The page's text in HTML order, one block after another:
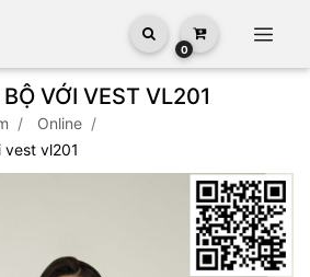
0
VỚI VEST VL201
online
vest vl201